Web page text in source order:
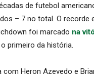
de futebol
– 7 no total. O recorde
foi marcado na
primeiro da história.
com Heron Azevedo e